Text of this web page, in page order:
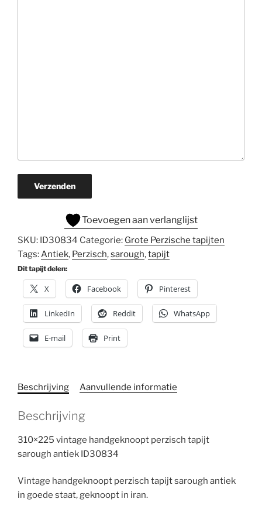
Verzenden
Toevoegen aan verlanglijst
SKU: ID30834 Categorie: Grote Perzische tapijten
Tags:Antiek, Perzisch,sarough,tapijt
Dit tapijt delen:
X Facebook Pinterest
LinkedIn Reddit WhatsApp
E-mail Print
Beschrijving Aanvullende informatie
Beschrijving
310×225 vintage handgeknoopt perzisch tapijt
sarough antiek ID30834
Vintage handgeknoopt perzisch tapijt sarough antiek
in goede staat, geknoopt in iran.